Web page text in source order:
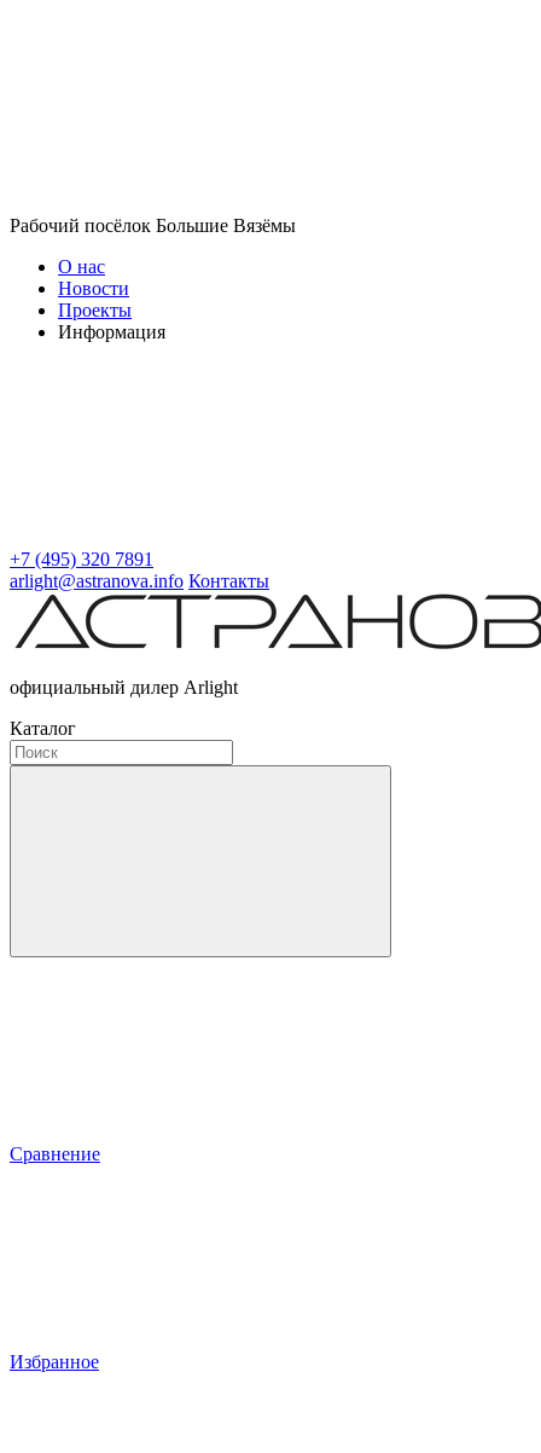
Рабочий посёлок Большие Вязёмы
О нас
Новости
Проекты
Информация
+7 (495) 320 7891
arlight@astranova.info Контакты
официальный дилер Arlight
Каталог
Сравнение
Избранное